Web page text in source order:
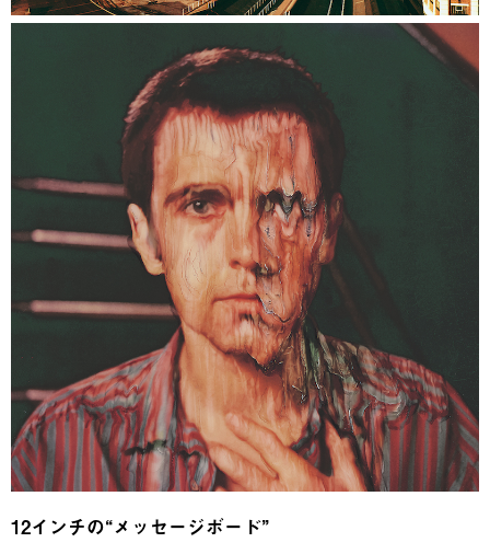
12インチの“メッセージボード”